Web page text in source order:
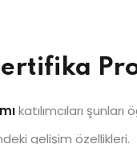
katılımcıları şunları
gelişim özellikleri.